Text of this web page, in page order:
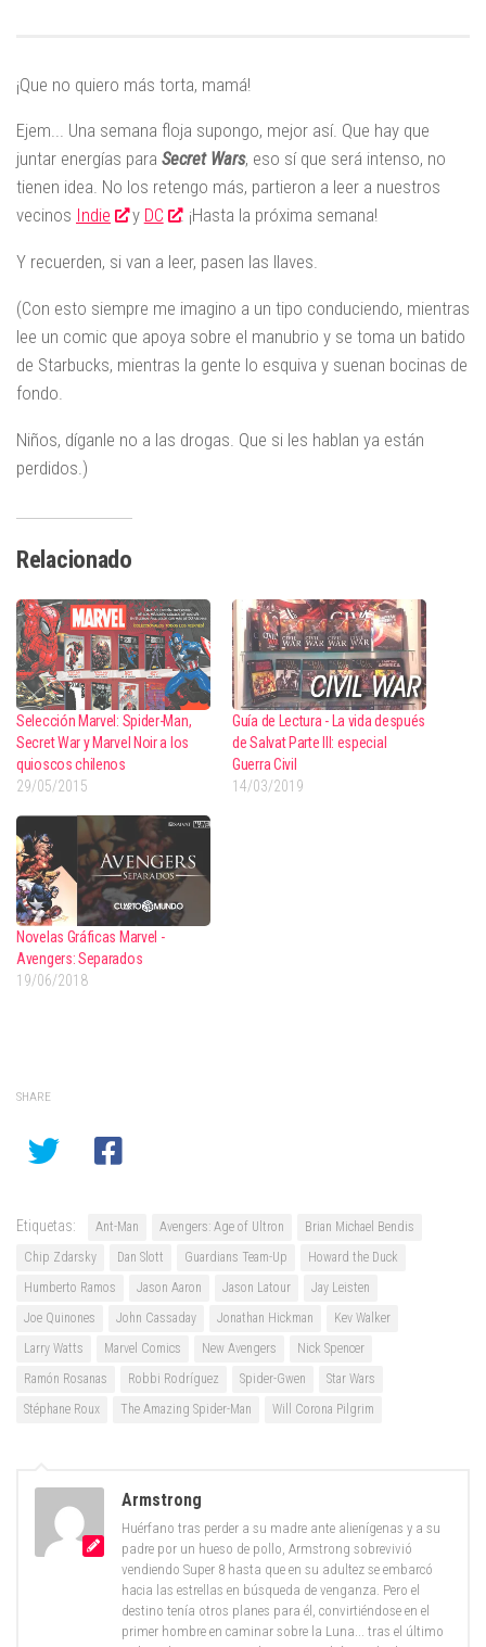
¡Que no quiero más torta, mamá!
Ejem... Una semana floja supongo, mejor así. Que hay que
juntar energías para Secret Wars, eso sí que será intenso, no
tienen idea. No los retengo más, partieron a leer a nuestros
vecinos Indie y DC . ¡Hasta la próxima semana!
Y recuerden, si van a leer, pasen las llaves.
(Con esto siempre me imagino a un tipo conduciendo, mientras
lee un comic que apoya sobre el manubrio y se toma un batido
de Starbucks, mientras la gente lo esquiva y suenan bocinas de
fondo.
Niños, díganle no a las drogas. Que si les hablan ya están
perdidos.)
Relacionado
Selección Marvel: Spider-Man,
Secret War y Marvel Noir a los
quioscos chilenos
29/05/2015
Guía de Lectura - La vida después
de Salvat Parte III: especial
Guerra Civil
14/03/2019
Novelas Gráficas Marvel -
Avengers: Separados
19/06/2018
SHARE
Etiquetas: Ant-Man Avengers: Age of Ultron
Brian Michael Bendis
Chip Zdarsky
Dan Slott Guardians Team-Up
Howard the Duck
Humberto Ramos
Jason Aaron Jason Latour
Jay Leisten
Joe Quinones
John Cassaday Jonathan Hickman
Kev Walker
Larry Watts
Marvel Comics New Avengers
Nick Spencer
Ramón Rosanas
Robbi Rodríguez Spider-Gwen
Star Wars
Stéphane Roux
The Amazing Spider-Man Will Corona Pilgrim
Armstrong
Huérfano tras perder a su madre ante alienígenas y a su
padre por un hueso de pollo, Armstrong sobrevivió
vendiendo Super 8 hasta que en su adultez se embarcó
hacia las estrellas en búsqueda de venganza. Pero el
destino tenía otros planes para él, convirtiéndose en el
primer hombre en caminar sobre la Luna... tras el último